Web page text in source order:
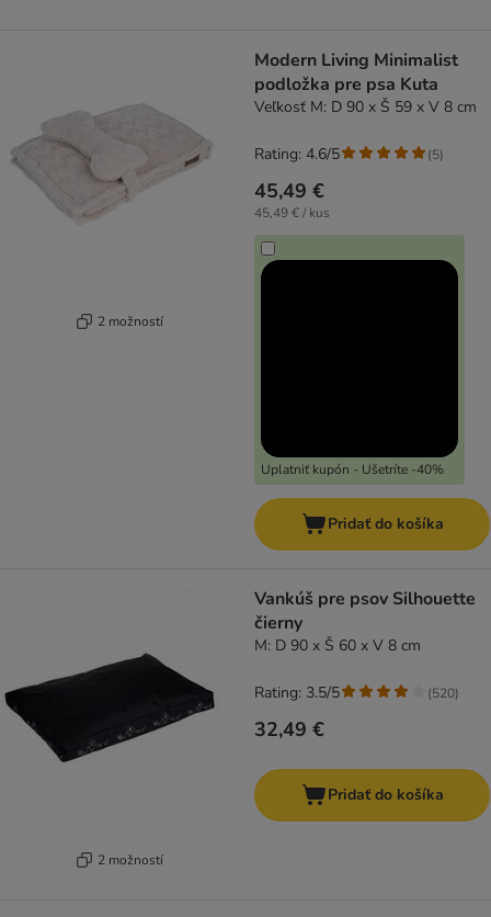
2 možností
Modern Living Minimalist
podložka pre psa Kuta
Veľkosť M: D 90 x Š 59 x V 8 cm
45,49 €
45,49 € / kus
Uplatniť kupón - Ušetríte -40%
Rating: 4.6/5 (5)
Pridať do košíka
2 možností
Vankúš pre psov Silhouette
čierny
M: D 90 x Š 60 x V 8 cm
32,49 €
Rating: 3.5/5 (520)
Pridať do košíka